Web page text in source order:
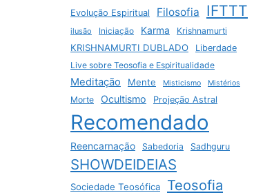
Evolução Espiritual
Filosofia IFTTT
ilusão Iniciação Karma Krishnamurti
KRISHNAMURTI DUBLADO
Liberdade
Live sobre Teosofia e Espiritualidade
Meditação Mente Misticismo Mistérios
Morte Ocultismo Projeção Astral
Recomendado
Reencarnação Sabedoria Sadhguru
SHOWDEIDEIAS
Sociedade Teosófica Teosofia